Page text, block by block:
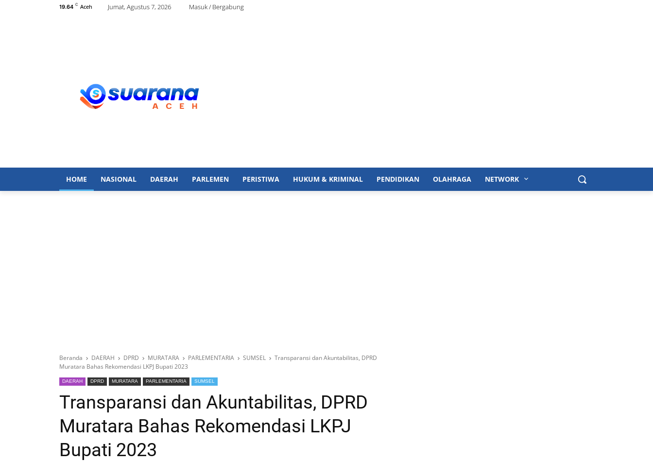
19.64 C Aceh Jumat, Agustus 7, 2026 Masuk / Bergabung
HOME NASIONAL DAERAH PARLEMEN PERISTIWA HUKUM & KRIMINAL PENDIDIKAN OLAHRAGA NETWORK
Beranda DAERAH DPRD MURATARA PARLEMENTARIA SUMSEL
Transparansi dan Akuntabilitas, DPRD
Muratara Bahas Rekomendasi LKPJ Bupati 2023
DAERAH DPRD MURATARA PARLEMENTARIA SUMSEL
Transparansi dan Akuntabilitas, DPRD
Muratara Bahas Rekomendasi LKPJ
Bupati 2023